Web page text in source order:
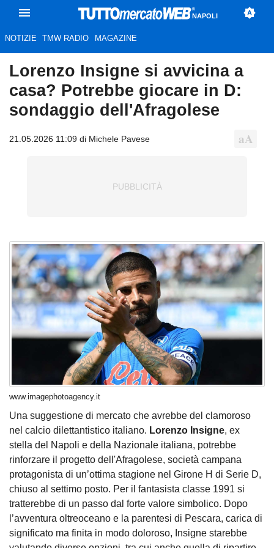
NAPOLI
NOTIZIE TMW RADIO MAGAZINE
Lorenzo Insigne si avvicina a
casa? Potrebbe giocare in D:
sondaggio dell'Afragolese
21.05.2026 11:09 di Michele Pavese
www.imagephotoagency.it
Una suggestione di mercato che avrebbe del clamoroso
nel calcio dilettantistico italiano. Lorenzo Insigne, ex
stella del Napoli e della Nazionale italiana, potrebbe
rinforzare il progetto dell'Afragolese, società campana
protagonista di un’ottima stagione nel Girone H di Serie D,
chiuso al settimo posto. Per il fantasista classe 1991 si
tratterebbe di un passo dal forte valore simbolico. Dopo
l’avventura oltreoceano e la parentesi di Pescara, carica di
significato ma finita in modo doloroso, Insigne starebbe